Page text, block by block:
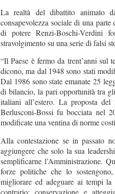
La realtà del dibattito animato
consapevolezza sociale di una
di potere Renzi-Boschi-Verdini
stravolgimento su una serie di falsi
“Il Paese è fermo da trent’anni sul
dicono, ma dal 1948 sono stati
Dal 1986 sono state emanate 25
di bilancio, la pari opportunità tra
italiani all’estero. La proposta
Berlusconi-Bossi fu bocciata nel
modificate una ventina di norme
Alla contestazione se in passato
aggiungere che solo la sua
semplificarne l’Amministrazione.
forze politiche che lo
migliorare ed adeguare ai tempi la
contrario: conservazione e